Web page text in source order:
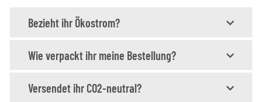
Bezieht ihr Ökostrom?
Wie verpackt ihr meine Bestellung?
Versendet ihr CO2-neutral?